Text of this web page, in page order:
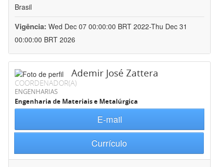
Brasil
Vigência: Wed Dec 07 00:00:00 BRT 2022-Thu Dec 31
00:00:00 BRT 2026
Ademir José Zattera
COORDENADOR(A)
ENGENHARIAS
Engenharia de Materiais e Metalúrgica
E-mail
Currículo